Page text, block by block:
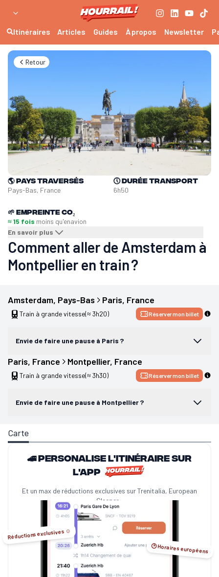
Itinéraires Articles Guides À propos Newsletter
Retour
🌎Pays traversés
Pays-Bas, France
🕔Durée transport
6h50
🌱 Empreinte CO₂
≈ 15 fois moins qu'enavion
En savoir plus
Comment aller de Amsterdam à
Montpellier en train ?
Amsterdam, Pays-Bas Paris, France
Train à grande vitesse(≈ 3h20) Réserver mon billet
Envie de faire une pause à Paris ?
Paris, France Montpellier, France
Train à grande vitesse(≈ 3h30) Réserver mon billet
Envie de faire une pause à Montpellier ?
Carte
🚄 Personalise l'itinéraire sur
l'app
Et un max de réductions exclusives sur Trenitalia, European
Sleeper...
Réductions exclusives ☺️
🕑 Horaires européens